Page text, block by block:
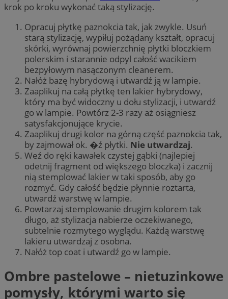
krok po kroku wykonać taką stylizację.
Opracuj płytkę paznokcia tak, jak zwykle. Usuń
starą stylizację, wypiłuj pożądany kształt, opracuj
skórki, wyrównaj powierzchnię płytki bloczkiem
polerskim i starannie odpyl całość wacikiem
bezpyłowym nasączonym cleanerem.
Nałóż bazę hybrydową i utwardź ją w lampie.
Zaaplikuj na całą płytkę ten lakier hybrydowy,
który ma być widoczny u dołu stylizacji, i utwardź
go w lampie. Powtórz 2-3 razy aż osiągniesz
satysfakcjonujące krycie.
Zaaplikuj drugi kolor na górną część paznokcia tak,
by zajmował ok. �ź płytki. Nie utwardzaj.
Weź do ręki kawałek czystej gąbki (najlepiej
odetnij fragment od większego bloczka) i zacznij
nią stemplować lakier w taki sposób, aby go
rozmyć. Gdy całość będzie płynnie roztarta,
utwardź warstwę w lampie.
Powtarzaj stemplowanie drugim kolorem tak
długo, aż stylizacja nabierze oczekiwanego,
subtelnie rozmytego wyglądu. Każdą warstwę
lakieru utwardzaj z osobna.
Nałóż top coat i utwardź go w lampie.
Ombre pastelowe – nietuzinkowe
pomysły, którymi warto się